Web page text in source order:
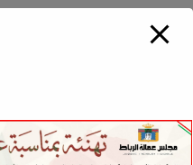
أوميغا، ونظام للعلاج
محاكاة.
بالمغرب، والمخصصة للعلاجات